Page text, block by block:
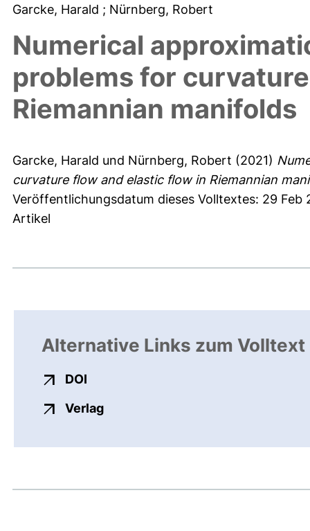
Garcke, Harald ; Nürnberg, Robert
Numerical
problems for
Riemannian manifolds
Garcke, Harald und Nürnberg, Robert (2021)
curvature flow and elastic flow in Riemannian
Veröffentlichungsdatum dieses Volltextes: 29 Feb
Artikel
Alternative Links zum Volltext
DOI
Verlagexterner Link, öffnet neues